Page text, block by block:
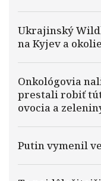
Ukrajinský
na Kyjev a okolie
Onkológovia
prestali robiť
ovocia a
Putin vymenil